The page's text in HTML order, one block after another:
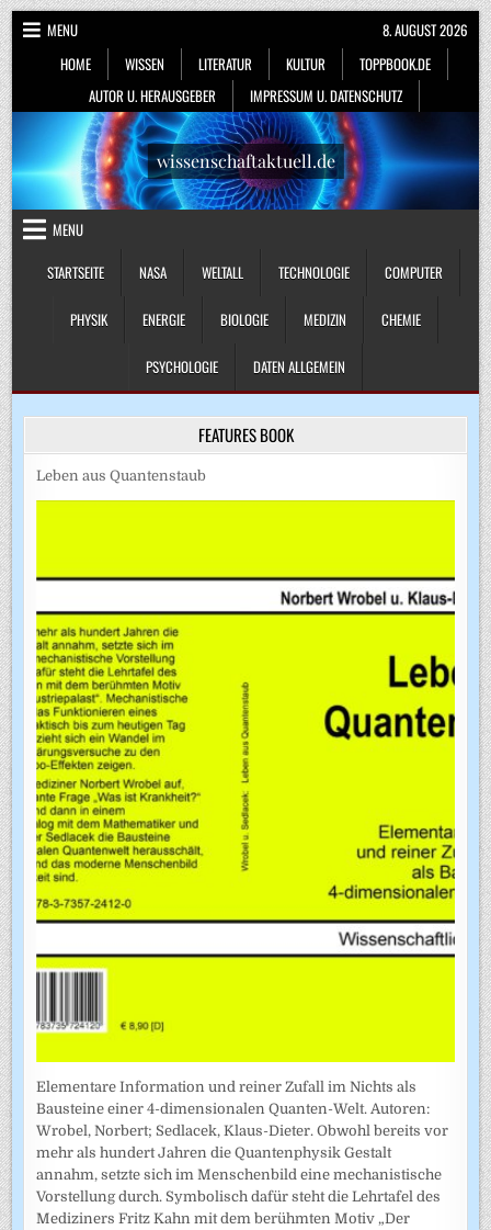
Skip
to
content
MENU
HOME
WISSEN LITERATUR KULTUR
TOPPBOOK.DE
AUTOR U. HERAUSGEBER
IMPRESSUM U. DATENSCHUTZ
8. AUGUST 2026
wissenschaftaktuell.de
MENU
STARTSEITE
NASA WELTALL TECHNOLOGIE COMPUTER
PHYSIK ENERGIE BIOLOGIE MEDIZIN CHEMIE
PSYCHOLOGIE DATEN ALLGEMEIN
FEATURES BOOK
Leben aus Quantenstaub
Elementare Information und reiner Zufall im Nichts als
Bausteine einer 4-dimensionalen Quanten-Welt. Autoren:
Wrobel, Norbert; Sedlacek, Klaus-Dieter. Obwohl bereits vor
mehr als hundert Jahren die Quantenphysik Gestalt
annahm, setzte sich im Menschenbild eine mechanistische
Vorstellung durch. Symbolisch dafür steht die Lehrtafel des
Mediziners Fritz Kahn mit dem berühmten Motiv „Der